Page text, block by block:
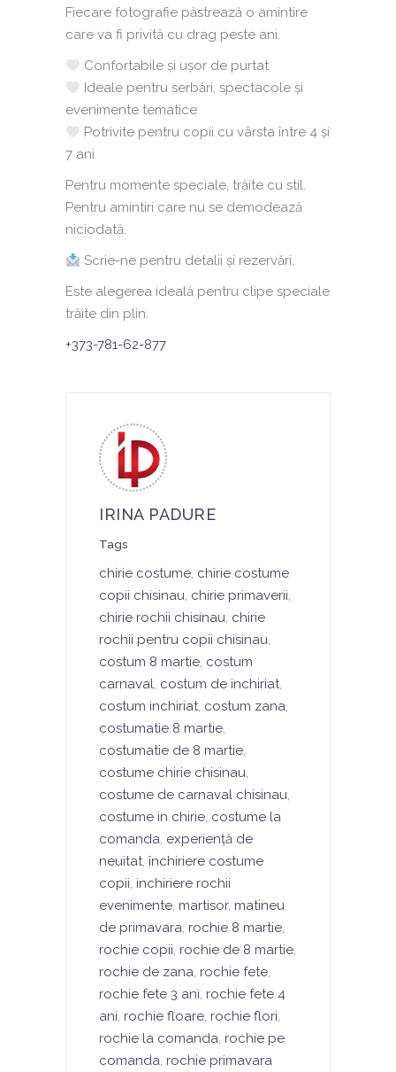
Fiecare fotografie păstrează o amintire
care va fi privită cu drag peste ani.
Confortabile și ușor de purtat
Ideale pentru serbări, spectacole și
evenimente tematice
Potrivite pentru copii cu vârsta între 4 și
7 ani
Pentru momente speciale, trăite cu stil.
Pentru amintiri care nu se demodează
niciodată.
Scrie-ne pentru detalii și rezervări.
Este alegerea ideală pentru clipe speciale
trăite din plin.
+373-781-62-877
IRINA PADURE
Tags
chirie costume, chirie costume
copii chisinau, chirie primaverii,
chirie rochii chisinau, chirie
rochii pentru copii chisinau,
costum 8 martie, costum
carnaval, costum de inchiriat,
costum inchiriat, costum zana,
costumatie 8 martie,
costumatie de 8 martie,
costume chirie chisinau,
costume de carnaval chisinau,
costume in chirie, costume la
comanda, experiență de
neuitat, închiriere costume
copii, inchiriere rochii
evenimente, martisor, matineu
de primavara, rochie 8 martie,
rochie copii, rochie de 8 martie,
rochie de zana, rochie fete,
rochie fete 3 ani, rochie fete 4
ani, rochie floare, rochie flori,
rochie la comanda, rochie pe
comanda, rochie primavara